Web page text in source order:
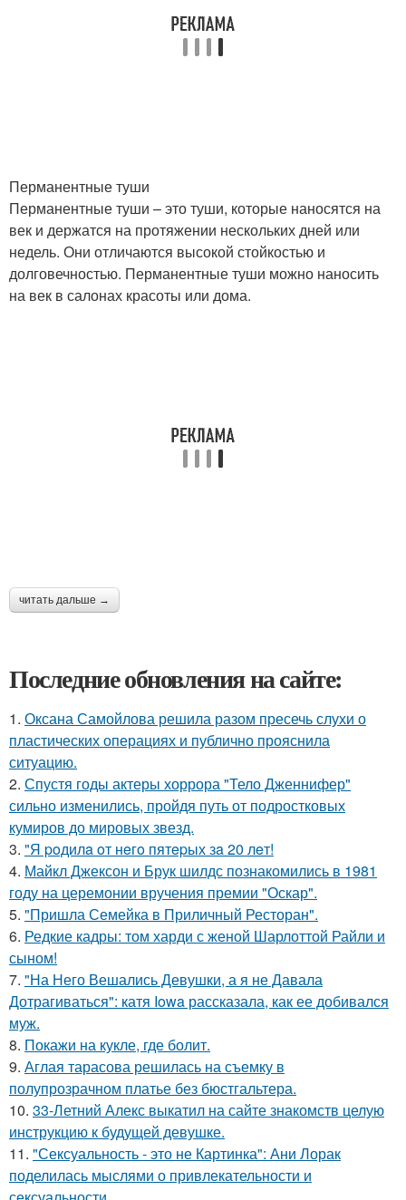
Перманентные туши
Перманентные туши – это туши, которые наносятся на
век и держатся на протяжении нескольких дней или
недель. Они отличаются высокой стойкостью и
долговечностью. Перманентные туши можно наносить
на век в салонах красоты или дома.
читать дальше →
Последние обновления на сайте:
1. Оксана Самойлова решила разом пресечь слухи о
пластических операциях и публично прояснила
ситуацию.
2. Спустя годы актеры хоррора "Тело Дженнифер"
сильно изменились, пройдя путь от подростковых
кумиров до мировых звезд.
3. "Я poдилa oт нeгo пятepых зa 20 лeт!
4. Майкл Джексон и Брук шилдс познакомились в 1981
году на церемонии вручения премии "Оскар".
5. "Пришла Семейка в Приличный Ресторан".
6. Редкие кадры: том харди с женой Шарлоттой Райли и
сыном!
7. "На Него Вешались Девушки, а я не Давала
Дотрагиваться": катя Iowa рассказала, как ее добивался
муж.
8. Покажи на кукле, где болит.
9. Аглая тарасова решилась на съемку в
полупрозрачном платье без бюстгальтера.
10. 33-Летний Алекс выкатил на сайте знакомств целую
инструкцию к будущей девушке.
11. "Сексуальность - это не Картинка": Ани Лорак
поделилась мыслями о привлекательности и